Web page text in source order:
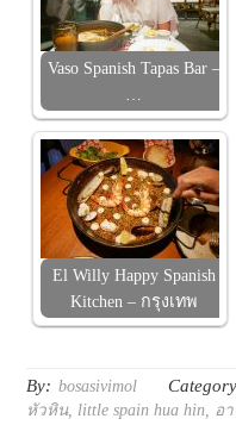
Vaso Spanish Tapas Bar –
El Willy Happy Spanish
Kitchen – กรุงเทพ
By: bosasivimol
หัวหิน, little spain hua hin, อ